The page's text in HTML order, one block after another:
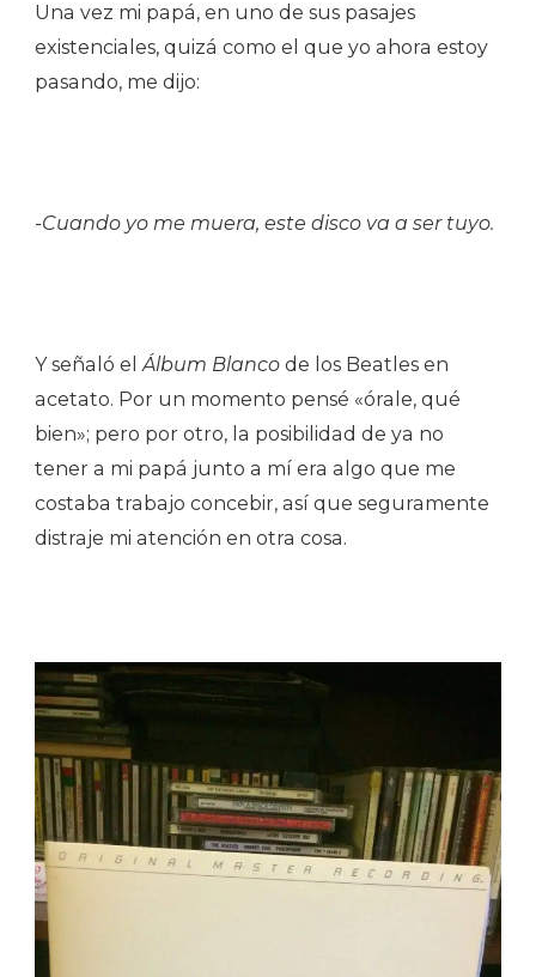
Una vez mi papá, en uno de sus pasajes
existenciales, quizá como el que yo ahora estoy
pasando, me dijo:
-Cuando yo me muera, este disco va a ser tuyo.
Y señaló elÁlbum Blanco de los Beatles en
acetato. Por un momento pensé «órale, qué
bien»; pero por otro, la posibilidad de ya no
tener a mi papá junto a mí era algo que me
costaba trabajo concebir, así que seguramente
distraje mi atención en otra cosa.